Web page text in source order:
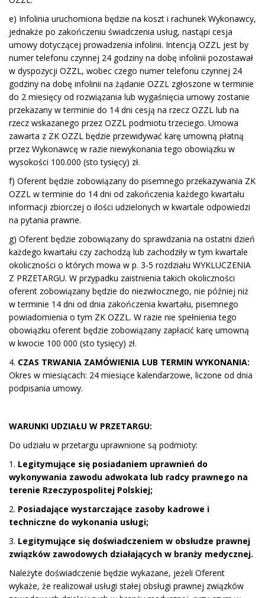
e) Infolinia uruchomiona będzie na koszt i rachunek Wykonawcy,
jednakże po zakończeniu świadczenia usług, nastąpi cesja
umowy dotyczącej prowadzenia infolinii. Intencją OZZL jest by
numer telefonu czynnej 24 godziny na dobę infolinii pozostawał
w dyspozycji OZZL, wobec czego numer telefonu czynnej 24
godziny na dobę infolinii na żądanie OZZL zgłoszone w terminie
do 2 miesięcy od rozwiązania lub wygaśnięcia umowy zostanie
przekazany w terminie do 14 dni cesją na rzecz OZZL lub na
rzecz wskazanego przez OZZL podmiotu trzeciego. Umowa
zawarta z ZK OZZL będzie przewidywać karę umowną płatną
przez Wykonawcę w razie niewykonania tego obowiązku w
wysokości 100.000 (sto tysięcy) zł.
f) Oferent będzie zobowiązany do pisemnego przekazywania ZK
OZZL w terminie do 14 dni od zakończenia każdego kwartału
informacji zbiorczej o ilości udzielonych w kwartale odpowiedzi
na pytania prawne.
g) Oferent będzie zobowiązany do sprawdzania na ostatni dzień
każdego kwartału czy zachodzą lub zachodziły w tym kwartale
okoliczności o których mowa w p. 3-5 rozdziału WYKLUCZENIA
Z PRZETARGU. W przypadku zaistnienia takich okoliczności
oferent zobowiązany będzie do niezwłocznego, nie później niż
w terminie 14 dni od dnia zakończenia kwartału, pisemnego
powiadomienia o tym ZK OZZL. W razie nie spełnienia tego
obowiązku oferent będzie zobowiązany zapłacić karę umowną
w kwocie 100 000 (sto tysięcy) zł.
4. CZAS TRWANIA ZAMÓWIENIA LUB TERMIN WYKONANIA:
Okres w miesiącach: 24 miesiące kalendarzowe, liczone od dnia
podpisania umowy.
WARUNKI UDZIAŁU W PRZETARGU:
Do udziału w przetargu uprawnione są podmioty:
1. Legitymujące się posiadaniem uprawnień do
wykonywania zawodu adwokata lub radcy prawnego na
terenie Rzeczypospolitej Polskiej;
2. Posiadające wystarczające zasoby kadrowe i
techniczne do wykonania usługi;
3. Legitymujące się doświadczeniem w obsłudze prawnej
związków zawodowych działających w branży medycznej.
Należyte doświadczenie będzie wykazane, jeżeli Oferent
wykaże, że realizował usługi stałej obsługi prawnej związków